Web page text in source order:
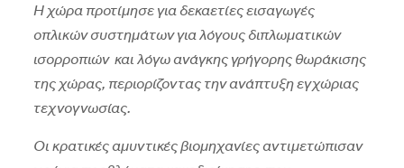
Η χώρα προτίμησε για δεκαετίες εισαγωγές
οπλικών συστημάτων για λόγους διπλωματικών
ισορροπιών και λόγω ανάγκης γρήγορης θωράκισης
της χώρας, περιορίζοντας την ανάπτυξη εγχώριας
τεχνογνωσίας.
Οι κρατικές αμυντικές βιομηχανίες αντιμετώπισαν